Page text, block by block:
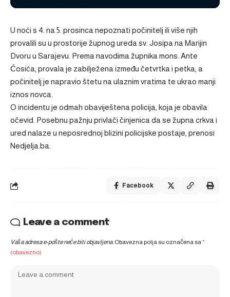
U noći s 4. na 5. prosinca nepoznati počinitelj ili više njih
provalili su u prostorije župnog ureda sv. Josipa na Marijin
Dvoru u Sarajevu. Prema navodima župnika mons. Ante
Ćosića, provala je zabilježena između četvrtka i petka, a
počinitelj je napravio štetu na ulaznim vratima te ukrao manji
iznos novca.
O incidentu je odmah obaviještena policija, koja je obavila
očevid. Posebnu pažnju privlači činjenica da se župna crkva i
ured nalaze u neposrednoj blizini policijske postaje, prenosi
Nedjelja.ba.
Facebook
Leave a comment
Vaša adresa e-pošte neće biti objavljena. Obavezna polja su označena sa*
(obavezno)